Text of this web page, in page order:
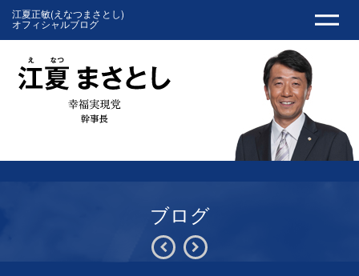
江夏正敏(えなつまさとし)
オフィシャルブログ
ブログ